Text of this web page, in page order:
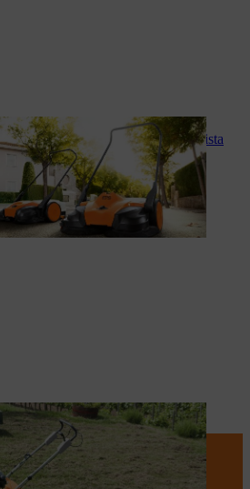
STIHL en tu tienda especialista
STIHL en tu tienda especialista